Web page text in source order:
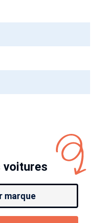
voitures
marque